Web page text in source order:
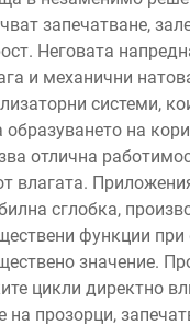
запечатване,
Неговата
и механични
системи,
на
отлична
влагата.
сглобка,
функции
значение.
цикли директно
прозорци,